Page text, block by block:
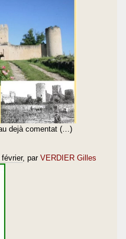
dejà comentat (…)
février, par VERDIER Gilles